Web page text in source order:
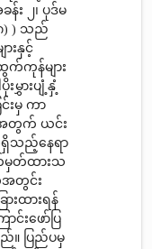
န်း ၂၊ ပုဒ်မ
) ) သည်
ားနှင့်
ကုန်များ
းမွှားပျံ့နှံ့
းမှ ကာ
တွက် ယင်း
သည့်နေရာ
တ်ထားသ
တွင်း
ြားထားရန်
င်းဖော်ပြ
။ ပြည်ပမှ